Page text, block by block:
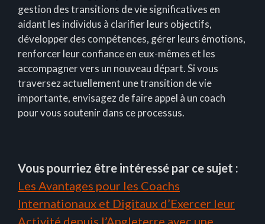
gestion des transitions de vie significatives en
aidant les individus à clarifier leurs objectifs,
développer des compétences, gérer leurs émotions,
renforcer leur confiance en eux-mêmes et les
accompagner vers un nouveau départ. Si vous
traversez actuellement une transition de vie
importante, envisagez de faire appel à un coach
pour vous soutenir dans ce processus.
Vous pourriez être intéressé par ce sujet :
Les Avantages pour les Coachs
Internationaux et Digitaux d’Exercer leur
Activité depuis l’Angleterre avec une